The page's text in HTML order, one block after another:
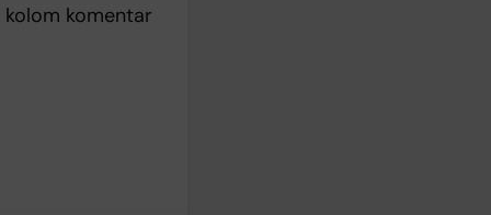
komentar